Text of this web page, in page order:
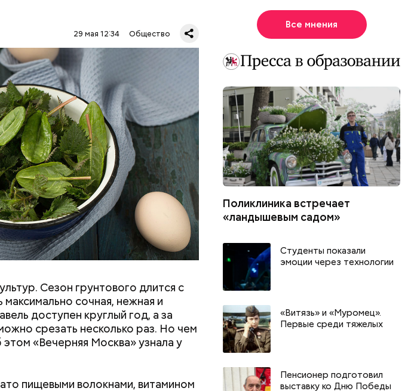
29 мая 12:34 Общество
Сезон грунтового длится с
сочная, нежная и
доступен круглый год, а за
срезать несколько раз. Но чем
«Вечерняя Москва» узнала у
пищевыми волокнами, витамином
что он содержит большое
может способствовать
диетолог.
ПРОДУКТЫ
Все мнения
Поликлиника встречает
«ландышевым садом»
Студенты показали
эмоции через технологии
«Витязь» и «Муромец».
Первые среди тяжелых
Пенсионер подготовил
выставку ко Дню Победы